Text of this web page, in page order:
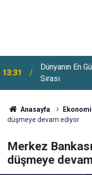
Sırası
13:02
Antalya’da
Kapatıldı
Anasayfa Ekonomi
düşmeye devam ediyor
Merkez
düşmeye